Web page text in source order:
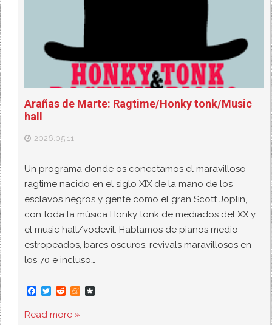
Arañas de Marte: Ragtime/Honky tonk/Music
hall
2026.05.11
Un programa donde os conectamos el maravilloso
ragtime nacido en el siglo XIX de la mano de los
esclavos negros y gente como el gran Scott Joplin,
con toda la música Honky tonk de mediados del XX y
el music hall/vodevil. Hablamos de pianos medio
estropeados, bares oscuros, revivals maravillosos en
los 70 e incluso…
F
c
e
T
i
t
R
d
d
M
Read more »